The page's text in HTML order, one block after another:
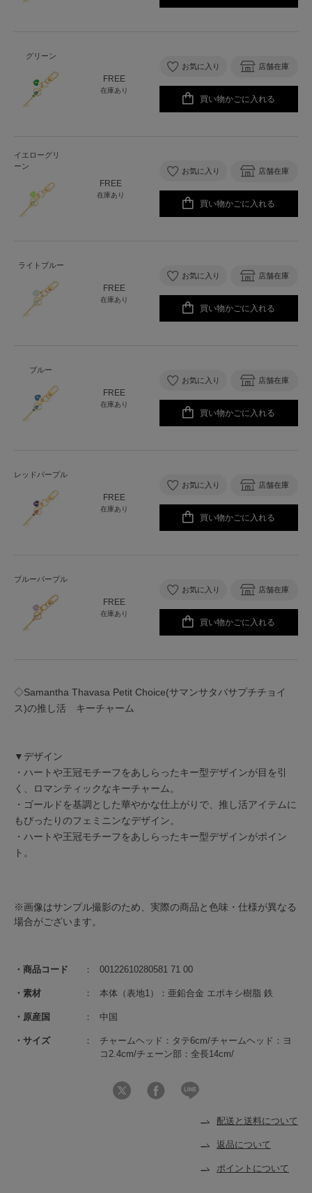
商品コード 00122610280581 71 00
素材 本体（表地1）：亜鉛合金 エポキシ樹脂 鉄
原産国 中国
サイズ
チャームヘッド：タテ6cm/チャームヘッド：ヨ
コ2.4cm/チェーン部：全長14cm/
グリーン
FREE
在庫あり
お気に入り 店舗在庫
買い物かごに入れる
イエローグリ
ーン
FREE
在庫あり
お気に入り 店舗在庫
買い物かごに入れる
ライトブルー
FREE
在庫あり
お気に入り 店舗在庫
買い物かごに入れる
ブルー
FREE
在庫あり
お気に入り 店舗在庫
買い物かごに入れる
レッドパープル
FREE
在庫あり
お気に入り 店舗在庫
買い物かごに入れる
ブルーパープル
FREE
在庫あり
お気に入り 店舗在庫
買い物かごに入れる
配送と送料について
返品について
ポイントについて
◇Samantha Thavasa Petit Choice(サマンサタバサプチチョイ
ス)の推し活 キーチャーム
▼デザイン
・ハートや王冠モチーフをあしらったキー型デザインが目を引
く、ロマンティックなキーチャーム。
・ゴールドを基調とした華やかな仕上がりで、推し活アイテムに
もぴったりのフェミニンなデザイン。
・ハートや王冠モチーフをあしらったキー型デザインがポイン
ト。
※画像はサンプル撮影のため、実際の商品と色味・仕様が異なる
場合がございます。